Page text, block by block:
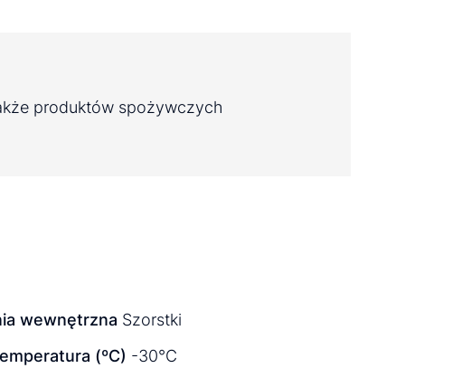
produktów spożywczych
wewnętrzna Szorstki
(ºC) -30°C